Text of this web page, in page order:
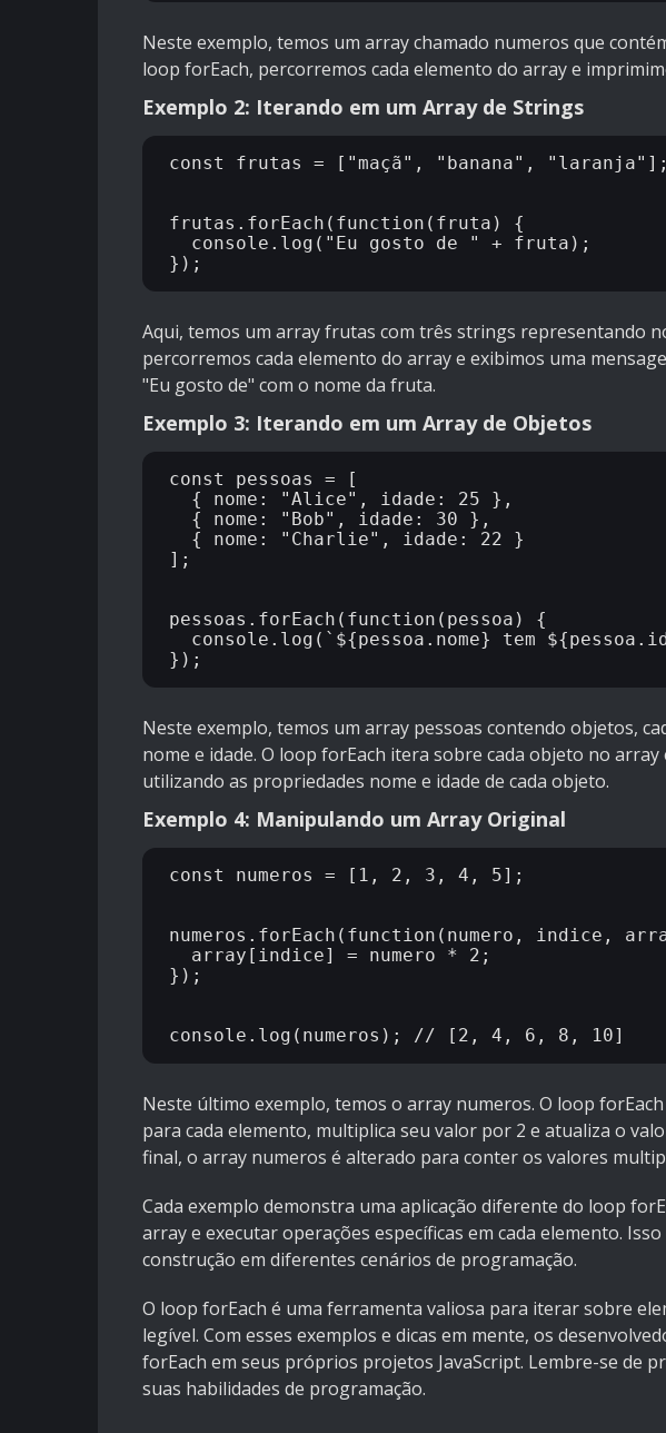
Neste exemplo, temos um array chamado numeros que
loop forEach, percorremos cada elemento do array e
Exemplo 2: Iterando em um Array de Strings
const frutas = ["maçã", "banana", "laranja"];
frutas.forEach(function(fruta) {
console.log("Eu gosto de " + fruta);
Aqui, temos um array frutas com três strings representando
percorremos cada elemento do array e exibimos uma
"Eu gosto de" com o nome da fruta.
Exemplo 3: Iterando em um Array de Objetos
const pessoas = [
{ nome: "Alice", idade: 25 },
{ nome: "Bob", idade: 30 },
{ nome: "Charlie", idade: 22 }
];
pessoas.forEach(function(pessoa) {
console.log(`${pessoa.nome} tem
Neste exemplo, temos um array pessoas contendo objetos,
nome e idade. O loop forEach itera sobre cada objeto no
utilizando as propriedades nome e idade de cada objeto.
Exemplo 4: Manipulando um Array Original
const numeros = [1, 2, 3, 4, 5];
numeros.forEach(function(numero, indice,
array[indice] = numero * 2;
});
Neste último exemplo, temos o array numeros. O loop
para cada elemento, multiplica seu valor por 2 e atualiza o
final, o array numeros é alterado para conter os valores
Cada exemplo demonstra uma aplicação diferente do loop
array e executar operações específicas em cada elemento.
construção em diferentes cenários de programação.
O loop forEach é uma ferramenta valiosa para iterar sobre
legível. Com esses exemplos e dicas em mente, os
forEach em seus próprios projetos JavaScript. Lembre-se de
suas habilidades de programação.